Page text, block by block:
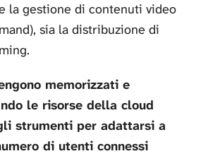
la gestione di contenuti video
sia la distribuzione di
memorizzati e
le risorse della cloud
strumenti per adattarsi a
di utenti connessi